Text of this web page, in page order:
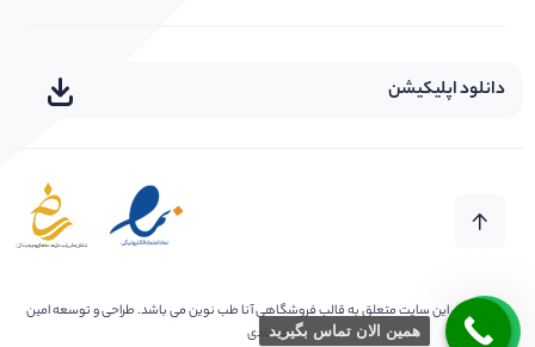
دانلود اپلیکیشن
کلیه حقوق این سایت متعلق بهقالب فروشگاهی آنا طب نوینمی باشد. طراحی و توسعه امین
فرهادیهمین الان تماس بگیرید